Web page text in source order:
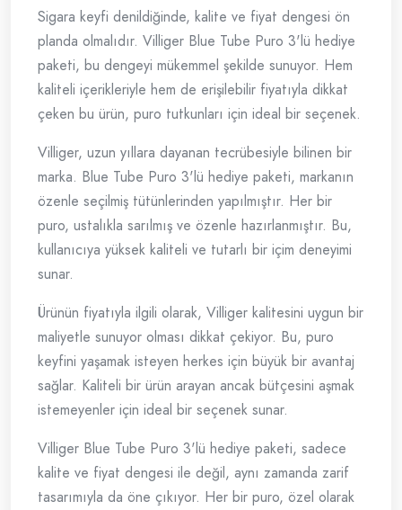
Sigara keyfi denildiğinde, kalite ve fiyat dengesi ön
planda olmalıdır. Villiger Blue Tube Puro 3'lü hediye
paketi, bu dengeyi mükemmel şekilde sunuyor. Hem
kaliteli içerikleriyle hem de erişilebilir fiyatıyla dikkat
çeken bu ürün, puro tutkunları için ideal bir seçenek.
Villiger, uzun yıllara dayanan tecrübesiyle bilinen bir
marka. Blue Tube Puro 3'lü hediye paketi, markanın
özenle seçilmiş tütünlerinden yapılmıştır. Her bir
puro, ustalıkla sarılmış ve özenle hazırlanmıştır. Bu,
kullanıcıya yüksek kaliteli ve tutarlı bir içim deneyimi
sunar.
Ürünün fiyatıyla ilgili olarak, Villiger kalitesini uygun bir
maliyetle sunuyor olması dikkat çekiyor. Bu, puro
keyfini yaşamak isteyen herkes için büyük bir avantaj
sağlar. Kaliteli bir ürün arayan ancak bütçesini aşmak
istemeyenler için ideal bir seçenek sunar.
Villiger Blue Tube Puro 3'lü hediye paketi, sadece
kalite ve fiyat dengesi ile değil, aynı zamanda zarif
tasarımıyla da öne çıkıyor. Her bir puro, özel olarak